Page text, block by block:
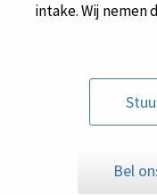
intake. Wij nemen
Bel